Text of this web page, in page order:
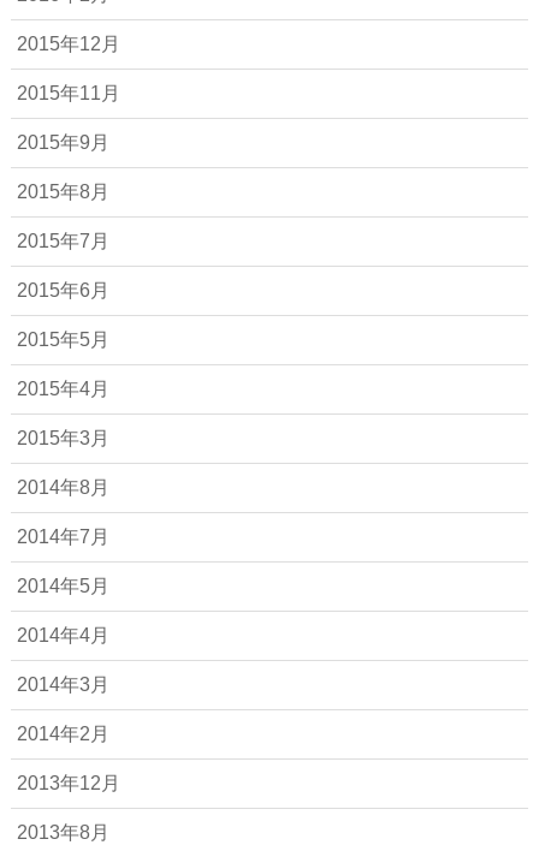
2015年12月
2015年11月
2015年9月
2015年8月
2015年7月
2015年6月
2015年5月
2015年4月
2015年3月
2014年8月
2014年7月
2014年5月
2014年4月
2014年3月
2014年2月
2013年12月
2013年8月